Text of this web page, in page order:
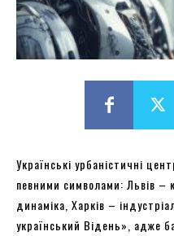
Українські урбаністичні
певними символами: Львів –
динаміка, Харків –
український Відень», адже